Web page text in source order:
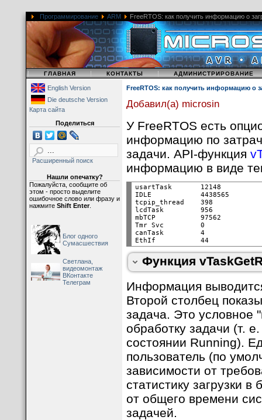
Программирование ARM FreeRTOS: как получить информацию о
| ГЛАВНАЯ | КОНТАКТЫ | АДМИНИСТРИРОВАНИЕ
English Version
Die deutsche Version
Карта сайта
Поделиться
Расширенный поиск
Нашли опечатку?
Пожалуйста, сообщите об
этом - просто выделите
ошибочное слово или фразу и
нажмите Shift Enter.
Блог одного
Сумасшествия
Светлана,
видеомонтаж
ВКонтакте
Телеграм
FreeRTOS: как получить информацию о
Добавил(а) microsin
У FreeRTOS есть
информацию по
задачи. API-функция
информацию в виде
usartTask       12148
IDLE            4438565
tcpip_thread    398
lcdTask         956
mbTCP           97562
Tmr Svc         0
canTask         4
EthIf           44
Функция
представлены как в
Разрешающая
частоты сбора
предоставило
счетчика,
Функция
предоставленная
ядра FreeRTOS. См.
генерирует
Параметр:
pcWriteBuffer
информация о
Подразумевается,
содержать
примерно 40 байт на
Информация
Второй столбец
задача. Это условное
обработку задачи (т.
состоянии Running).
пользователь (по
зависимости от
статистику загрузки
от общего времени
задачей.